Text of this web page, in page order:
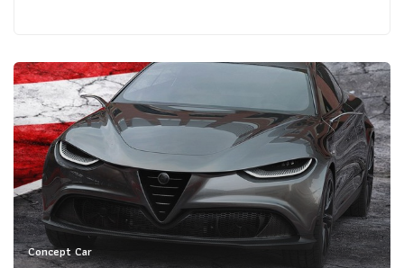
Concept Car